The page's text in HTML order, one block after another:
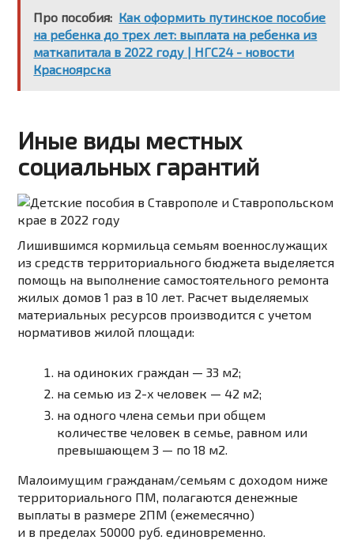
Про пособия: Как оформить путинское пособие
на ребенка до трех лет: выплата на ребенка из
маткапитала в 2022 году | НГС24 - новости
Красноярска
Иные виды местных
социальных гарантий
Лишившимся кормильца семьям военнослужащих
из средств территориального бюджета выделяется
помощь на выполнение самостоятельного ремонта
жилых домов 1 раз в 10 лет. Расчет выделяемых
материальных ресурсов производится с учетом
нормативов жилой площади:
на одиноких граждан — 33 м2;
на семью из 2-х человек — 42 м2;
на одного члена семьи при общем
количестве человек в семье, равном или
превышающем 3 — по 18 м2.
Малоимущим гражданам/семьям с доходом ниже
территориального ПМ, полагаются денежные
выплаты в размере 2ПМ (ежемесячно)
и в пределах 50000 руб. единовременно.